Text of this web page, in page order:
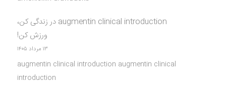
augmentin clinical introduction در زندگی کن،
ورزش کن!
۱۳ مرداد ۱۴۰۵
augmentin clinical introduction augmentin clinical
introduction